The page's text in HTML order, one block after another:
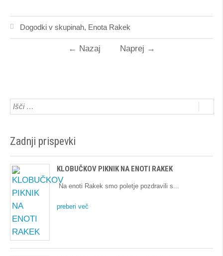
Dogodki v skupinah, Enota Rakek
← Nazaj Naprej →
Zadnji prispevki
KLOBUČKOV PIKNIK NA ENOTI RAKEK
Na enoti Rakek smo poletje pozdravili s
preberi več